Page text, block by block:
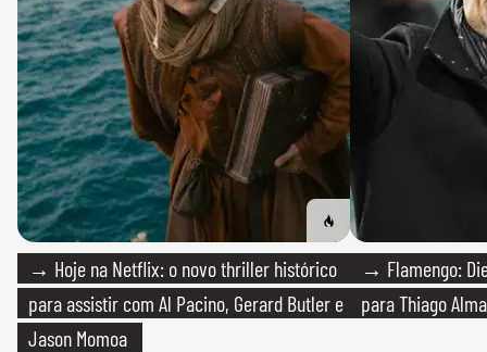
→ Hoje na Netflix: o novo thriller histórico
para assistir com Al Pacino, Gerard Butler e
Jason Momoa
→ Flamengo:
para Thiago